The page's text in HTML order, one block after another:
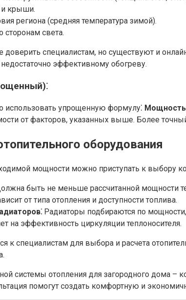
и крыши.
региона (средняя температура зимой).
света.
доверить специалистам, но существуют и
эффективному обогреву.
упрощенную формулу⁚ Мощность
от факторов, указанных выше. Более
оборудования
мощности можно приступать к выбору
быть не меньше рассчитанной мощности
от типа отопления и доступности топлива.
Радиаторы подбираются по
на эффективность циркуляции теплоносителя.
к специалистам для выбора и расчета
системы отопления для загородного дома –
помогут создать комфортную и